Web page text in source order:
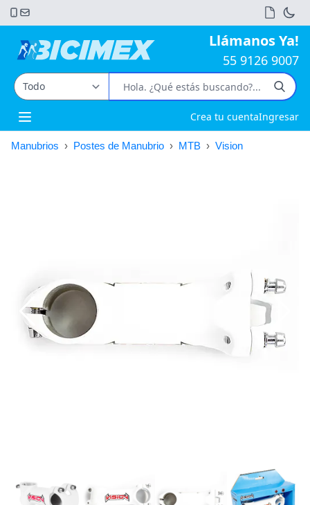
Llámanos Ya!
55 9126 9007
Open main menu Crea tu cuentaIngresar
Manubrios › Postes de Manubrio › MTB › Vision